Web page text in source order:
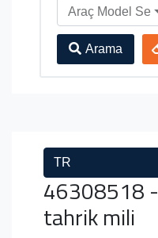
Araç Model
Arama
TR
46308518
tahrik mili